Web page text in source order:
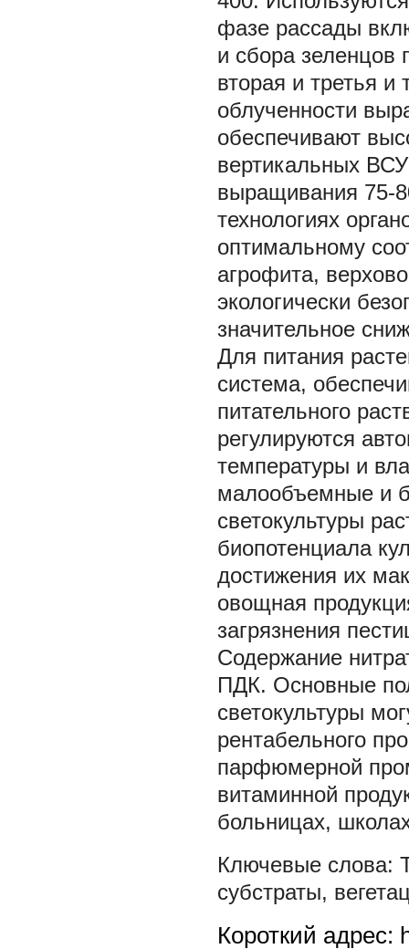
фазе рассады
и сбора зеленцов
вторая и третья
облученности
обеспечивают
вертикальных
выращивания 75-
технологиях
оптимальному
агрофита,
экологически
значительное
Для питания
система,
питательного
регулируются
температуры и
малообъемные и
светокультуры
биопотенциала
достижения их
овощная
загрязнения
Содержание
ПДК. Основные
светокультуры
рентабельного
парфюмерной
витаминной
больницах,
субстраты,
Короткий адрес: